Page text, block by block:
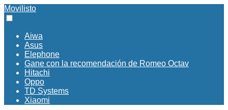
Movilisto
Aiwa
Asus
Elephone
Gane con la recomendación de Romeo Octav
Hitachi
Oppo
TD Systems
Xiaomi